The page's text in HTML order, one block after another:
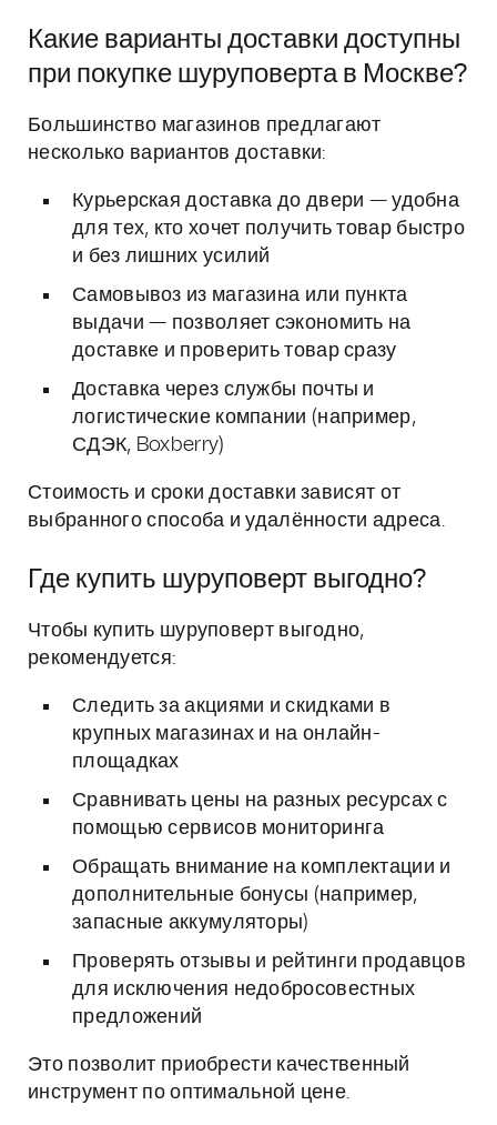
Какие варианты доставки доступны
при покупке шуруповерта в Москве?
Большинство магазинов предлагают
несколько вариантов доставки:
Курьерская доставка до двери — удобна
для тех, кто хочет получить товар быстро
и без лишних усилий
Самовывоз из магазина или пункта
выдачи — позволяет сэкономить на
доставке и проверить товар сразу
Доставка через службы почты и
логистические компании (например,
СДЭК, Boxberry)
Стоимость и сроки доставки зависят от
выбранного способа и удалённости адреса.
Где купить шуруповерт выгодно?
Чтобы купить шуруповерт выгодно,
рекомендуется:
Следить за акциями и скидками в
крупных магазинах и на онлайн-
площадках
Сравнивать цены на разных ресурсах с
помощью сервисов мониторинга
Обращать внимание на комплектации и
дополнительные бонусы (например,
запасные аккумуляторы)
Проверять отзывы и рейтинги продавцов
для исключения недобросовестных
предложений
Это позволит приобрести качественный
инструмент по оптимальной цене.